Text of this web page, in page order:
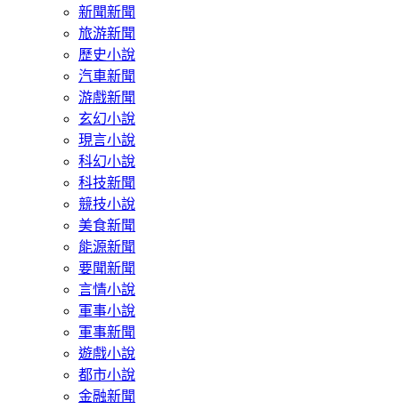
新聞新聞
旅游新聞
歷史小說
汽車新聞
游戲新聞
玄幻小說
現言小說
科幻小說
科技新聞
競技小說
美食新聞
能源新聞
要聞新聞
言情小說
軍事小說
軍事新聞
遊戲小說
都市小說
金融新聞